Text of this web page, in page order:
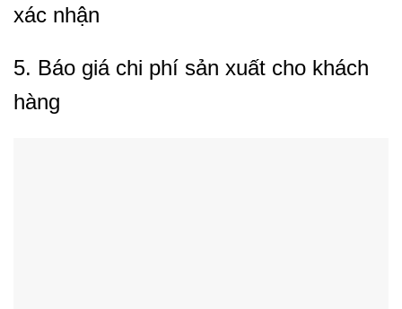
xác nhận
5. Báo giá chi phí sản xuất cho khách
hàng